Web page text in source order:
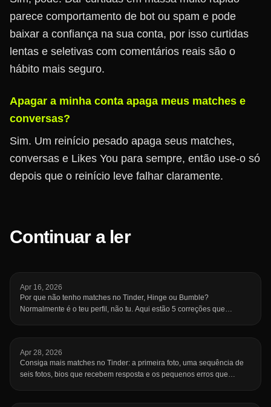
parece comportamento de bot ou spam e pode
baixar a confiança na sua conta, por isso curtidas
lentas e seletivas com comentários reais são o
hábito mais seguro.
Apagar a minha conta apaga meus matches e
conversas?
Sim. Um reinício pesado apaga seus matches,
conversas e Likes You para sempre, então use-o só
depois que o reinício leve falhar claramente.
Continuar a ler
Apr 16, 2026
Por que não tenho matches no Tinder, Hinge ou Bumble?
Normalmente é o teu perfil, não tu. Aqui estão 5 correções que
Apr 28, 2026
Consiga mais matches no Tinder: a primeira foto, uma sequência de
seis fotos, bios que recebem resposta e os pequenos erros que